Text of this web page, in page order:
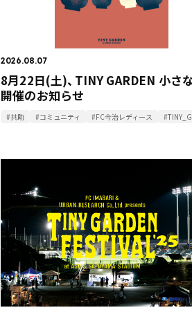
2026.08.07
8月22日(土)、TINY GARDEN 小さ
開催のお知らせ
#共助 #コミュニティ #FC今治レディース